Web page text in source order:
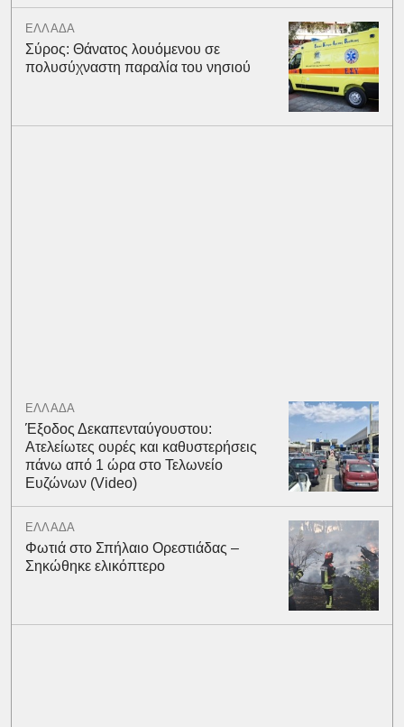
ΕΛΛΑΔΑ
Σύρος: Θάνατος λουόμενου σε
πολυσύχναστη παραλία του νησιού
ΕΛΛΑΔΑ
Έξοδος Δεκαπενταύγουστου:
Ατελείωτες ουρές και καθυστερήσεις
πάνω από 1 ώρα στο Τελωνείο
Ευζώνων (Video)
ΕΛΛΑΔΑ
Φωτιά στο Σπήλαιο Ορεστιάδας –
Σηκώθηκε ελικόπτερο